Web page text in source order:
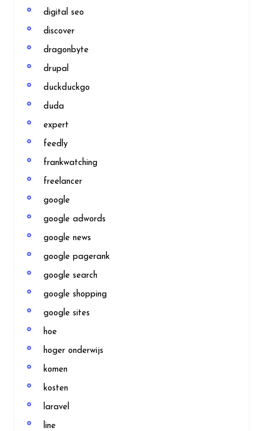
digital seo
discover
dragonbyte
drupal
duckduckgo
duda
expert
feedly
frankwatching
freelancer
google
google adwords
google news
google pagerank
google search
google shopping
google sites
hoe
hoger onderwijs
komen
kosten
laravel
line